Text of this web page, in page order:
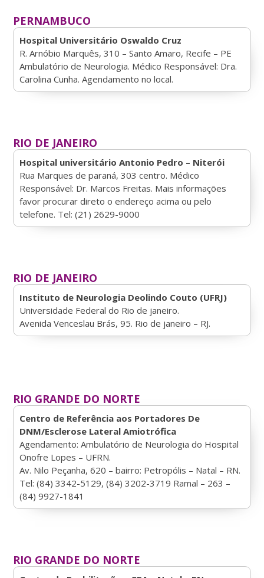
PERNAMBUCO
Hospital Universitário Oswaldo Cruz
R. Arnóbio Marquês, 310 – Santo Amaro, Recife – PE
Ambulatório de Neurologia. Médico Responsável: Dra.
Carolina Cunha. Agendamento no local.
RIO DE JANEIRO
Hospital universitário Antonio Pedro – Niterói
Rua Marques de paraná, 303 centro. Médico
Responsável: Dr. Marcos Freitas. Mais informações
favor procurar direto o endereço acima ou pelo
telefone. Tel: (21) 2629-9000
RIO DE JANEIRO
Instituto de Neurologia Deolindo Couto (UFRJ)
Universidade Federal do Rio de janeiro.
Avenida Venceslau Brás, 95. Rio de janeiro – RJ.
RIO GRANDE DO NORTE
Centro de Referência aos Portadores De
DNM/Esclerose Lateral Amiotrófica
Agendamento: Ambulatório de Neurologia do Hospital
Onofre Lopes – UFRN.
Av. Nilo Peçanha, 620 – bairro: Petropólis – Natal – RN.
Tel: (84) 3342-5129, (84) 3202-3719 Ramal – 263 –
(84) 9927-1841
RIO GRANDE DO NORTE